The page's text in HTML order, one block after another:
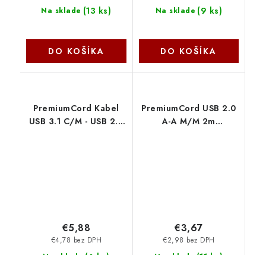
Na sklade (13 ks)
DO KOŠÍKA
Na sklade (9 ks)
DO KOŠÍKA
PremiumCord Kabel
USB 3.1 C/M - USB 2.0
€4,78 bez DPH
€5,88
PremiumCord USB 2.0
A-A M/M 2m
€2,98 bez DPH
€3,67